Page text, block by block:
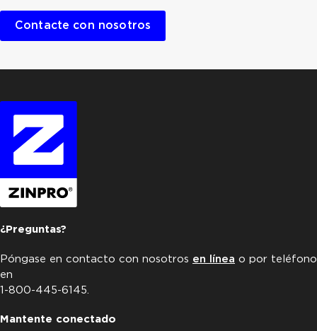
Contacte con nosotros
¿Preguntas?
Póngase en contacto con nosotros en línea o por teléfono
en
1-800-445-6145.
Mantente conectado